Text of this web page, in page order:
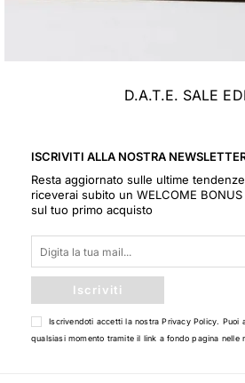
D.A.T.E. SALE
ISCRIVITI ALLA NOSTRA
Resta aggiornato sulle ultime
riceverai subito un WELCOME
sul tuo primo acquisto
Iscriviti
Iscrivendoti accetti la nostraPrivacy Policy. Puoi
qualsiasi momento tramite il link a fondo pagina nelle